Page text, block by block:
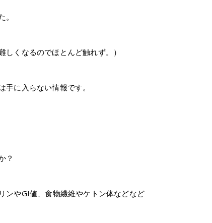
しくなるのでほとんど触れず。）
に入らない情報です。
？
ンやGI値、食物繊維やケトン体などなど